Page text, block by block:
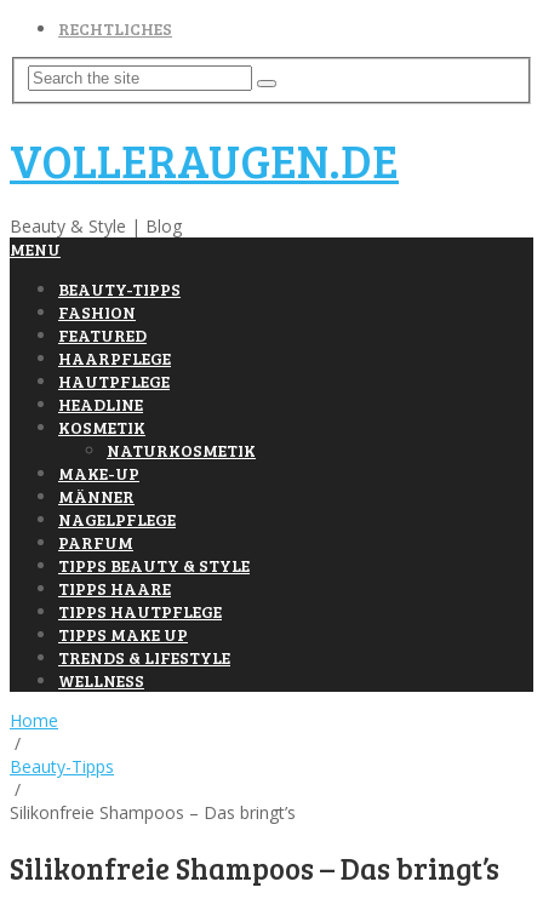
RECHTLICHES
VOLLERAUGEN.DE
Beauty & Style | Blog
MENU
BEAUTY-TIPPS
FASHION
FEATURED
HAARPFLEGE
HAUTPFLEGE
HEADLINE
KOSMETIK
NATURKOSMETIK
MAKE-UP
MÄNNER
NAGELPFLEGE
PARFUM
TIPPS BEAUTY & STYLE
TIPPS HAARE
TIPPS HAUTPFLEGE
TIPPS MAKE UP
TRENDS & LIFESTYLE
WELLNESS
Home
/
Beauty-Tipps
/
Silikonfreie Shampoos – Das bringt’s
Silikonfreie Shampoos – Das bringt’s